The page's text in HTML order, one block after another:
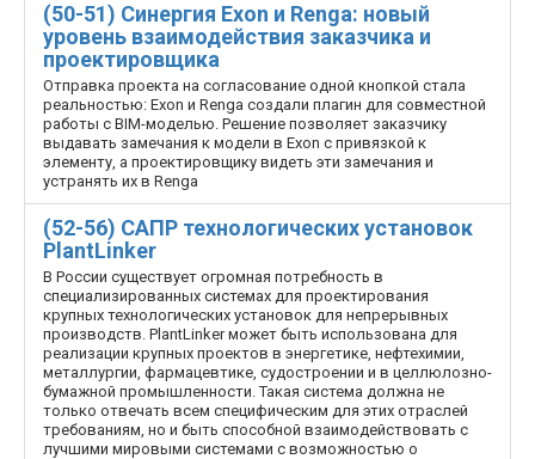
(50-51) Синергия Exon и Renga: новый
уровень взаимодействия заказчика и
проектировщика
Отправка проекта на согласование одной кнопкой стала
реальностью: Exon и Renga создали плагин для совместной
работы с BIM-моделью. Решение позволяет заказчику
выдавать замечания к модели в Exon с привязкой к
элементу, а проектировщику видеть эти замечания и
устранять их в Renga
(52-56) САПР технологических установок
PlantLinker
В России существует огромная потребность в
специализированных системах для проектирования
крупных технологических установок для непрерывных
производств. PlantLinker может быть использована для
реализации крупных проектов в энергетике, нефтехимии,
металлургии, фармацевтике, судостроении и в целлюлозно­
бумажной промышленности. Такая система должна не
только отвечать всем специфическим для этих отраслей
требованиям, но и быть способной взаимодействовать с
лучшими мировыми системами с возможностью о